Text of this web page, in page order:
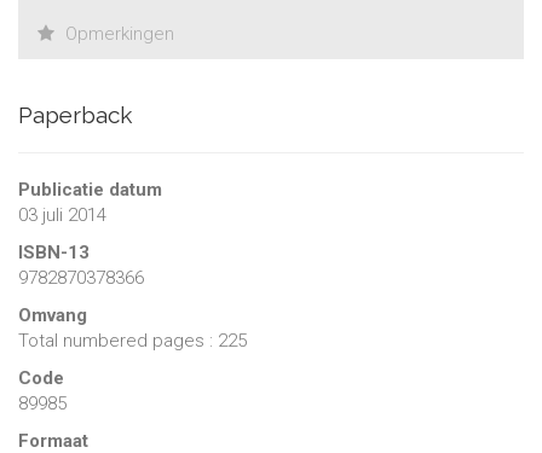
Opmerkingen
Paperback
Publicatie datum
03 juli 2014
ISBN-13
9782870378366
Omvang
Total numbered pages : 225
Code
89985
Formaat